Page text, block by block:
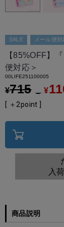
SALE メール便対
【85%OFF】
便対応＞
00LIFE251100005
¥715 → ¥
[ ＋ 2point ]
入
商品説明